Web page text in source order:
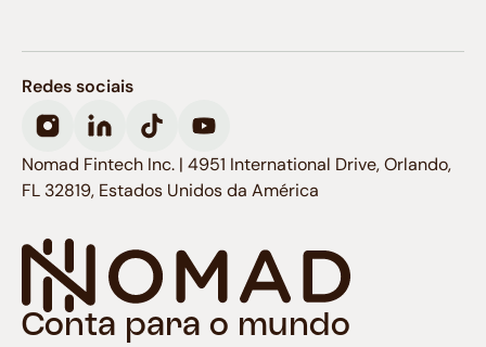
Conta para o mundo
Redes sociais
Nomad Fintech Inc. | 4951 International Drive, Orlando,
FL 32819, Estados Unidos da América